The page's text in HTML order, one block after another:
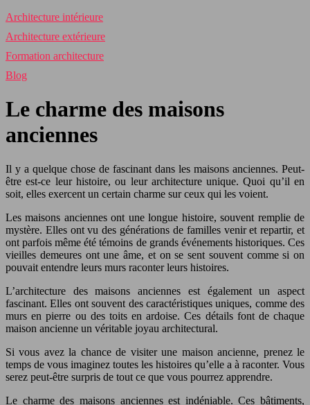
Architecture intérieure
Architecture extérieure
Formation architecture
Blog
Le charme des maisons
anciennes
Il y a quelque chose de fascinant dans les maisons anciennes. Peut-
être est-ce leur histoire, ou leur architecture unique. Quoi qu’il en
soit, elles exercent un certain charme sur ceux qui les voient.
Les maisons anciennes ont une longue histoire, souvent remplie de
mystère. Elles ont vu des générations de familles venir et repartir, et
ont parfois même été témoins de grands événements historiques. Ces
vieilles demeures ont une âme, et on se sent souvent comme si on
pouvait entendre leurs murs raconter leurs histoires.
L’architecture des maisons anciennes est également un aspect
fascinant. Elles ont souvent des caractéristiques uniques, comme des
murs en pierre ou des toits en ardoise. Ces détails font de chaque
maison ancienne un véritable joyau architectural.
Si vous avez la chance de visiter une maison ancienne, prenez le
temps de vous imaginez toutes les histoires qu’elle a à raconter. Vous
serez peut-être surpris de tout ce que vous pourrez apprendre.
Le charme des maisons anciennes est indéniable. Ces bâtiments,